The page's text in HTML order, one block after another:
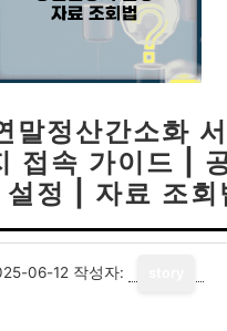
말정산간소화
접속 가이드 |
설정 | 자료 조회
06-12 작성자: